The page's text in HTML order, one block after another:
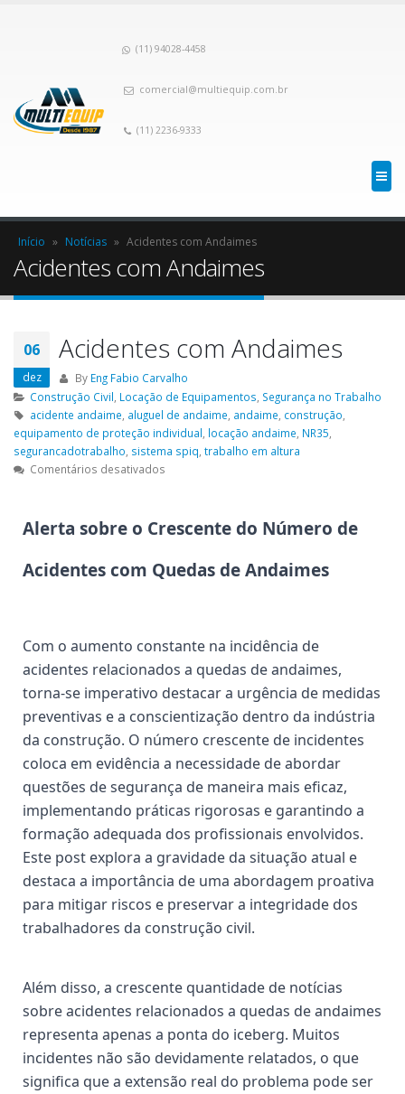
(11) 94028-4458
comercial@multiequip.com.br
(11) 2236-9333
Início » Notícias » Acidentes com Andaimes
Acidentes com Andaimes
06
dez
Acidentes com Andaimes
By Eng Fabio Carvalho
Construção Civil Locação de Equipamentos Segurança no Trabalho
acidente andaime aluguel de andaime andaime construção
equipamento de proteção individual locação andaime NR35
segurancadotrabalho sistema spiq trabalho em altura
Comentários desativados
Alerta sobre o Crescente do Número de
Acidentes com Quedas de Andaimes
Com o aumento constante na incidência de
acidentes relacionados a quedas de andaimes,
torna-se imperativo destacar a urgência de medidas
preventivas e a conscientização dentro da indústria
da construção. O número crescente de incidentes
coloca em evidência a necessidade de abordar
questões de segurança de maneira mais eficaz,
implementando práticas rigorosas e garantindo a
formação adequada dos profissionais envolvidos.
Este post explora a gravidade da situação atual e
destaca a importância de uma abordagem proativa
para mitigar riscos e preservar a integridade dos
trabalhadores da construção civil.
Além disso, a crescente quantidade de notícias
sobre acidentes relacionados a quedas de andaimes
representa apenas a ponta do iceberg. Muitos
incidentes não são devidamente relatados, o que
significa que a extensão real do problema pode ser